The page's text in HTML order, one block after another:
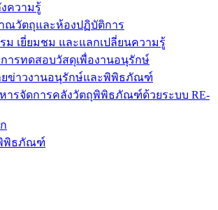
ความรู้
ณวัตถุและห้องปฏิบัติการ
ม เยี่ยมชม และแลกเปลี่ยนความรู้
ารทดสอบวัสดุเพื่องานอนุรักษ์
ยข่าวงานอนุรักษ์และพิพิธภัณฑ์
ารจัดการคลังวัตถุพิพิธภัณฑ์ด้วยระบบ RE-
พิธภัณฑ์